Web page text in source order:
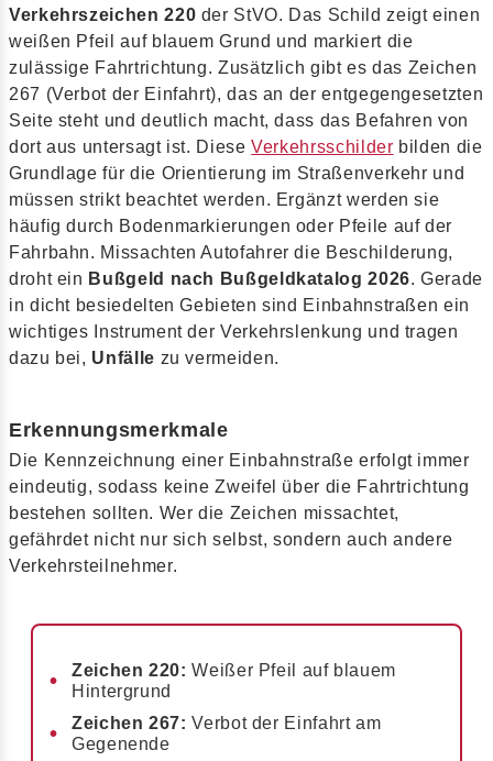
Verkehrszeichen 220 der StVO. Das Schild zeigt einen
weißen Pfeil auf blauem Grund und markiert die
zulässige Fahrtrichtung. Zusätzlich gibt es das Zeichen
267 (Verbot der Einfahrt), das an der entgegengesetzten
Seite steht und deutlich macht, dass das Befahren von
dort aus untersagt ist. DieseVerkehrsschilder bilden die
Grundlage für die Orientierung im Straßenverkehr und
müssen strikt beachtet werden. Ergänzt werden sie
häufig durch Bodenmarkierungen oder Pfeile auf der
Fahrbahn. Missachten Autofahrer die Beschilderung,
droht ein Bußgeld nach Bußgeldkatalog 2026. Gerade
in dicht besiedelten Gebieten sind Einbahnstraßen ein
wichtiges Instrument der Verkehrslenkung und tragen
dazu bei, Unfälle zu vermeiden.
Erkennungsmerkmale
Die Kennzeichnung einer Einbahnstraße erfolgt immer
eindeutig, sodass keine Zweifel über die Fahrtrichtung
bestehen sollten. Wer die Zeichen missachtet,
gefährdet nicht nur sich selbst, sondern auch andere
Verkehrsteilnehmer.
Zeichen 220: Weißer Pfeil auf blauem
Hintergrund
Zeichen 267: Verbot der Einfahrt am
Gegenende